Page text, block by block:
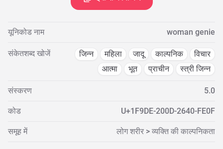
यूनिकोड नाम woman genie
संकेतशब्द खोजें जिन्न महिला जादू काल्पनिक
विचार
आत्मा
भूत प्राचीन स्त्री जिन्न
संस्करण 5.0
कोड U+1F9DE-200D-2640-FE0F
समूह में लोग शरीर > व्यक्ति की काल्पनिकता